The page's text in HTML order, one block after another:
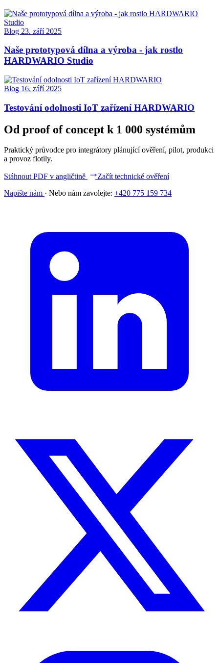
Blog 23. září 2025
Naše prototypová dílna a výroba - jak rostlo
HARDWARIO Studio
Blog 16. září 2025
Testování odolnosti IoT zařízení HARDWARIO
Od proof of concept k 1 000 systémům
Praktický průvodce pro integrátory plánující ověření, pilot, produkci
a provoz flotily.
Stáhnout PDF v angličtině
Začít technické ověření
Napište nám · Nebo nám zavolejte: +420 775 159 734